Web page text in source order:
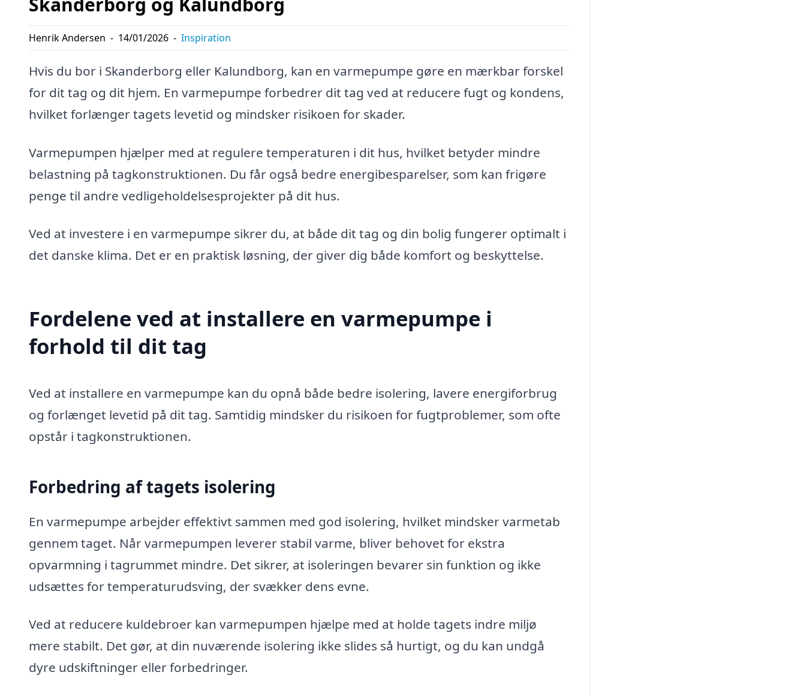
Henrik Andersen - 14/01/2026 - Inspiration
Hvis du bor i Skanderborg eller Kalundborg, kan en varmepumpe gøre en mærkbar forskel
for dit tag og dit hjem. En varmepumpe forbedrer dit tag ved at reducere fugt og kondens,
hvilket forlænger tagets levetid og mindsker risikoen for skader.
Varmepumpen hjælper med at regulere temperaturen i dit hus, hvilket betyder mindre
belastning på tagkonstruktionen. Du får også bedre energibesparelser, som kan frigøre
penge til andre vedligeholdelsesprojekter på dit hus.
Ved at investere i en varmepumpe sikrer du, at både dit tag og din bolig fungerer optimalt i
det danske klima. Det er en praktisk løsning, der giver dig både komfort og beskyttelse.
Fordelene ved at installere en varmepumpe i
forhold til dit tag
Ved at installere en varmepumpe kan du opnå både bedre isolering, lavere energiforbrug
og forlænget levetid på dit tag. Samtidig mindsker du risikoen for fugtproblemer, som ofte
opstår i tagkonstruktionen.
Forbedring af tagets isolering
En varmepumpe arbejder effektivt sammen med god isolering, hvilket mindsker varmetab
gennem taget. Når varmepumpen leverer stabil varme, bliver behovet for ekstra
opvarmning i tagrummet mindre. Det sikrer, at isoleringen bevarer sin funktion og ikke
udsættes for temperaturudsving, der svækker dens evne.
Ved at reducere kuldebroer kan varmepumpen hjælpe med at holde tagets indre miljø
mere stabilt. Det gør, at din nuværende isolering ikke slides så hurtigt, og du kan undgå
dyre udskiftninger eller forbedringer.